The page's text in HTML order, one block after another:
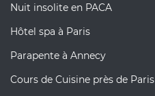
Nuit insolite en PACA
Hôtel spa à Paris
Parapente à Annecy
Cours de Cuisine près de Paris